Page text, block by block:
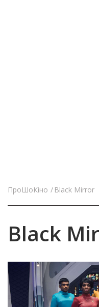
ПроШоКіно Black Mirror
Black